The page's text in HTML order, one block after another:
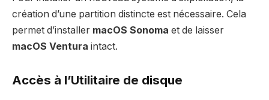
création d’une partition distincte est nécessaire. Cela
permet d’installer macOS Sonoma et de laisser
macOS Ventura intact.
Accès à l’Utilitaire de disque